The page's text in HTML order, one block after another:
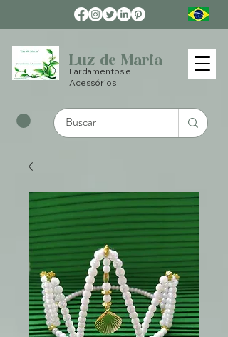
Luz de Maria
Fardamentos e
Acessórios